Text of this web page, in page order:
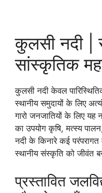
कुलसी नदी |
सांस्कृतिक
कुलसी नदी केवल
स्थानीय समुदायों के लिए
गारो जनजातियों के लिए
का उपयोग कृषि, मत्स्य
नदी के किनारे कई
स्थानीय संस्कृति को जीवंत
प्रस्तावित